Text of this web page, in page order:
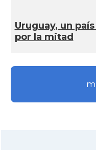
Uruguay, un
por la mitad